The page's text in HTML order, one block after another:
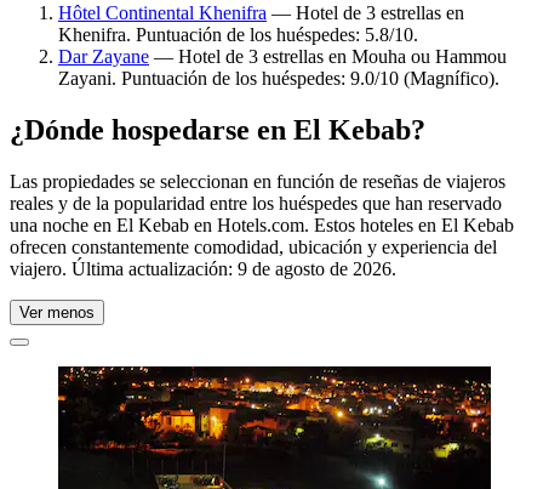
Hôtel Continental Khenifra — Hotel de 3 estrellas en
Khenifra. Puntuación de los huéspedes: 5.8/10.
Dar Zayane — Hotel de 3 estrellas en Mouha ou Hammou
Zayani. Puntuación de los huéspedes: 9.0/10 (Magnífico).
¿Dónde hospedarse en El Kebab?
Las propiedades se seleccionan en función de reseñas de viajeros
reales y de la popularidad entre los huéspedes que han reservado
una noche en El Kebab en Hotels.com. Estos hoteles en El Kebab
ofrecen constantemente comodidad, ubicación y experiencia del
viajero. Última actualización: 9 de agosto de 2026.
Ver menos